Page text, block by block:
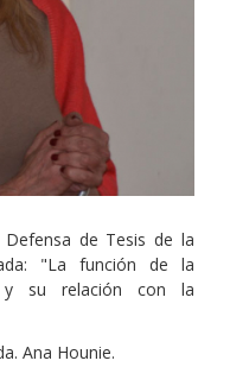
de Tesis de la
"La función de la
y su relación con la
Ana Hounie.